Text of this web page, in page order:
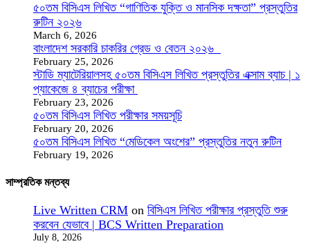
৫০তম বিসিএস লিখিত “গাণিতিক যুক্তি ও মানসিক দক্ষতা” প্রস্তুতির
রুটিন ২০২৬
March 6, 2026
বাংলাদেশ সরকারি চাকরির গ্রেড ও বেতন ২০২৬
February 25, 2026
স্টাডি ম্যাটেরিয়ালসহ ৫০তম বিসিএস লিখিত প্রস্তুতির এক্সাম ব্যাচ | ১
প্যাকেজে ৪ ব্যাচের পরীক্ষা
February 23, 2026
৫০তম বিসিএস লিখিত পরীক্ষার সময়সূচি
February 20, 2026
৫০তম বিসিএস লিখিত “মেডিকেল অংশের” প্রস্তুতির নতুন রুটিন
February 19, 2026
সাম্প্রতিক মন্তব্য
Live Written CRM on বিসিএস লিখিত পরীক্ষার প্রস্তুতি শুরু
করবেন যেভাবে | BCS Written Preparation
July 8, 2026